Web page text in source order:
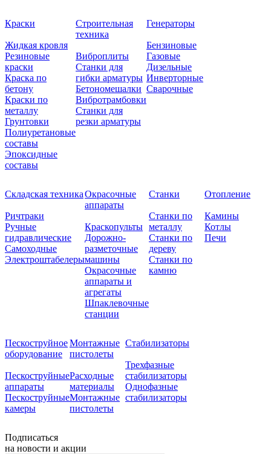
Краски
Жидкая кровля
Резиновые
краски
Краска по
бетону
Краски по
металлу
Грунтовки
Полиуретановые
составы
Эпоксидные
составы
Строительная
техника
Виброплиты
Станки для
гибки арматуры
Бетономешалки
Вибротрамбовки
Станки для
резки арматуры
Генераторы
Бензиновые
Газовые
Дизельные
Инверторные
Сварочные
Складская техника
Ричтраки
Ручные
гидравлические
Самоходные
Электроштабелеры
Окрасочные
аппараты
Краскопульты
Дорожно-
разметочные
машины
Окрасочные
аппараты и
агрегаты
Шпаклевочные
станции
Станки
Станки по
металлу
Станки по
дереву
Станки по
камню
Отопление
Камины
Котлы
Печи
Пескоструйное
оборудование
Пескоструйные
аппараты
Пескоструйные
камеры
Монтажные
пистолеты
Расходные
материалы
Монтажные
пистолеты
Стабилизаторы
Трехфазные
стабилизаторы
Однофазные
стабилизаторы
Подписаться
на новости и акции